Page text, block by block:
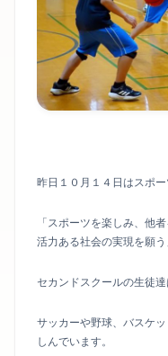
昨日１０月１４日はスポー
「スポーツを楽しみ、他
活力ある社会の実現を願う
セカンドスクールの生徒
サッカーや野球、バスケ
しんでいます。